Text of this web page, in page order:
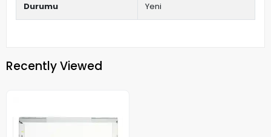
Durumu Yeni
Recently Viewed